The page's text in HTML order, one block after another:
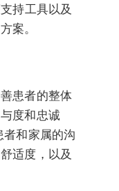
持工具以及
案。
患者的整体
度和忠诚
和家属的沟
适度，以及